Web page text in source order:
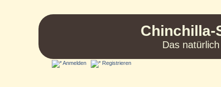
Chinchilla-
Das
Anmelden Registrieren